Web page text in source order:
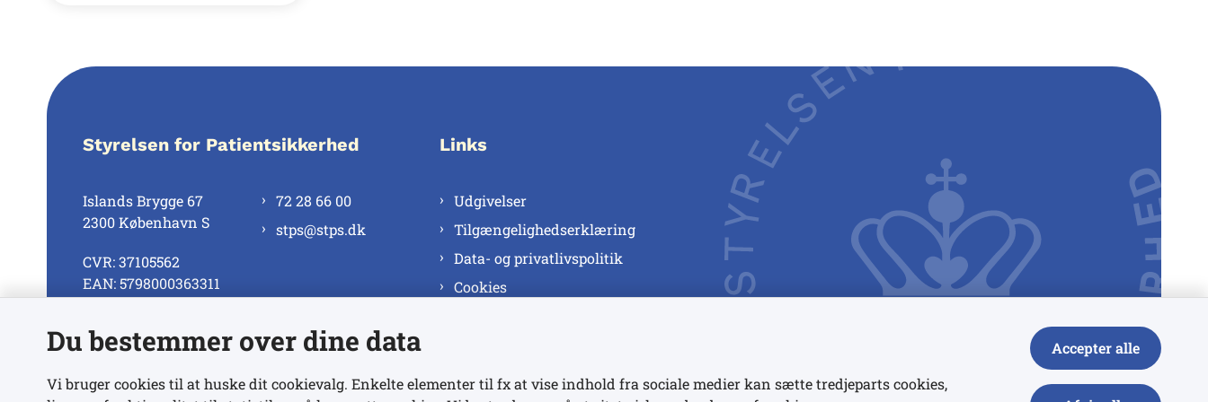
Styrelsen for Patientsikkerhed
Islands Brygge 67
2300 København S
CVR: 37105562
EAN: 5798000363311
72 28 66 00
stps@stps.dk
Se alle kontaktnumre
Links
Udgivelser
Tilgængelighedserklæring
Data- og privatlivspolitik
Cookies
Du bestemmer over dine data
Vi bruger cookies til at huske dit cookievalg. Enkelte elementer til fx at vise indhold fra sociale medier kan sætte tredjeparts cookies,
Accepter alle